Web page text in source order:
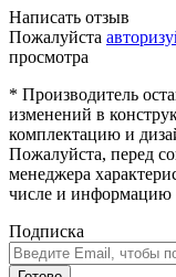
Написать отзыв
Пожалуйста
просмотра
* Производитель
изменений в
комплектацию и
Пожалуйста, перед
менеджера
числе и информацию
Подписка